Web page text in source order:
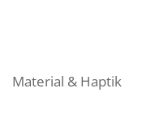
Material & Haptik